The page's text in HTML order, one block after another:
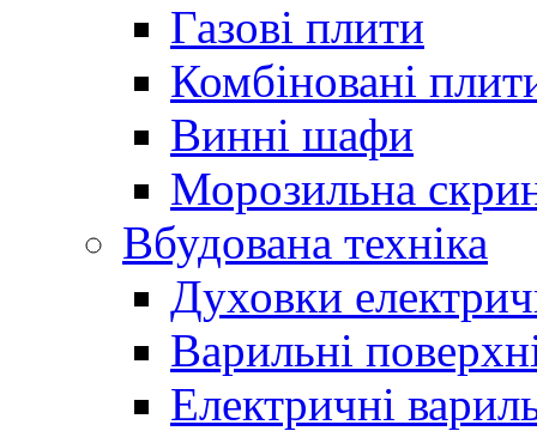
Газові плити
Комбіновані
Винні шафи
Морозильна
Вбудована техніка
Духовки
Варильні
Електричні